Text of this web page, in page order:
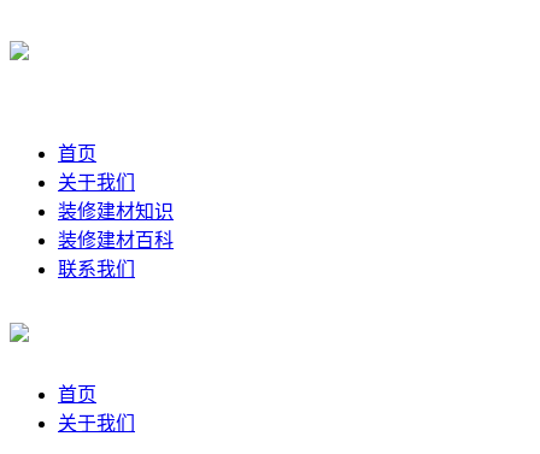
首页
关于我们
装修建材知识
装修建材百科
联系我们
首页
关于我们